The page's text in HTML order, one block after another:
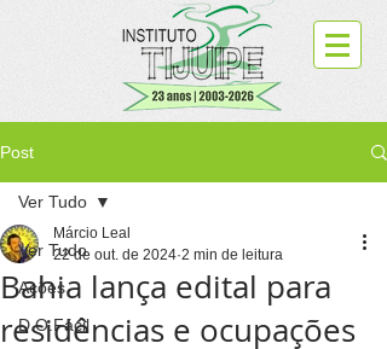
Post
Ver Tudo
Ações
D.O.Fácil
Ver Tudo
Bahia lança edital para
residências e ocupações
Márcio Leal
22 de out. de 2024 2 min de leitura